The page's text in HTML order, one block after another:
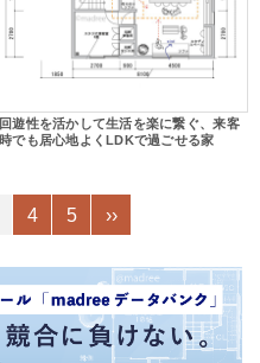
回遊性を活かして生活を楽に繋ぐ、来客
時でも居心地よくLDKで過ごせる家
4 5 ››